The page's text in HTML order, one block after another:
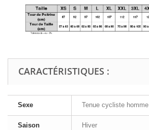
CARACTÉRISTIQUES :
Sexe Tenue cycliste homme
Saison Hiver